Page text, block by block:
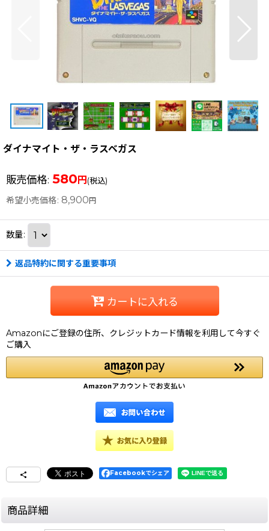
ダイナマイト・ザ・ラスベガス
販売価格: 580 円 (税込)
希望小売価格: 8,900 円
数量:
返品特約に関する重要事項
カートに入れる
Amazonにご登録の住所、クレジットカード情報を利用して今すぐ
ご購入
Facebookでシェア
商品詳細